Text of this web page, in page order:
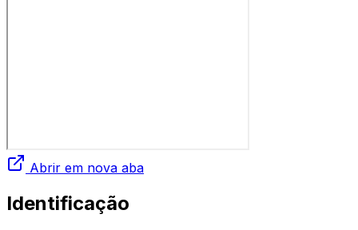
Abrir em nova aba
Identificação